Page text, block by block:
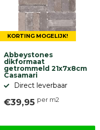
KORTING MOGELIJK!
Abbeystones
dikformaat
getrommeld 21x7x8cm
Casamari
Direct leverbaar
€39,95 per m2